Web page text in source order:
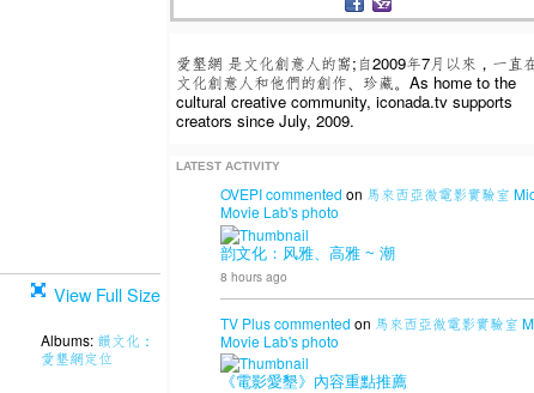
View Full Size
Albums: 韻文化：
愛墾網定位
愛墾網 是文化創意人的窩;自2009年7月以來，一直
文化創意人和他們的創作、珍藏。As home to the
cultural creative community, iconada.tv supports
creators since July, 2009.
LATEST ACTIVITY
OVEPIcommented on 馬來西亞微電影實驗室
Movie Lab'sphoto
韵文化：风雅、高雅 ~ 潮
8 hours ago
TV Pluscommented on 馬來西亞微電影實驗室
Movie Lab'sphoto
《電影愛墾》內容重點推薦